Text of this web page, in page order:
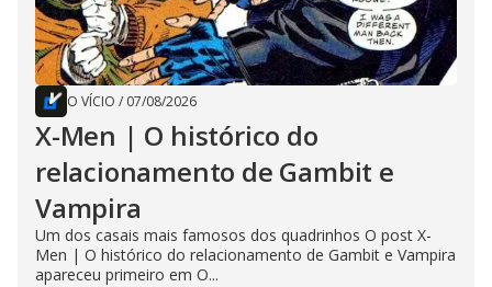
O VÍCIO / 07/08/2026
X-Men | O histórico do
relacionamento de Gambit e
Vampira
Um dos casais mais famosos dos quadrinhos O post X-
Men | O histórico do relacionamento de Gambit e Vampira
apareceu primeiro em O...